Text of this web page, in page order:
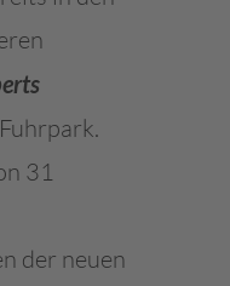
31
der neuen